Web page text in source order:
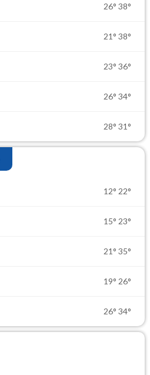
26° 38°
21° 38°
23° 36°
26° 34°
28° 31°
12° 22°
15° 23°
21° 35°
19° 26°
26° 34°